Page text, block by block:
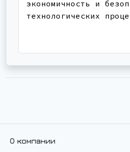
экономичность и
технологических
О компании